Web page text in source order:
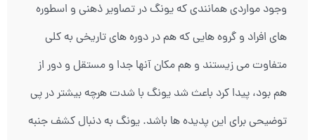
وجود مواردی همانندی که یونگ در تصاویر ذهنی و اسطوره
های افراد و گروه هایی که هم در دوره های تاریخی به کلی
متفاوت می زیستند و هم مکان آنها جدا و مستقل و دور از
هم بود، پیدا کرد باعث شد یونگ با شدت هرچه بیشتر در پی
توضیحی برای این پدیده ها باشد. یونگ به دنبال کشف جنبه